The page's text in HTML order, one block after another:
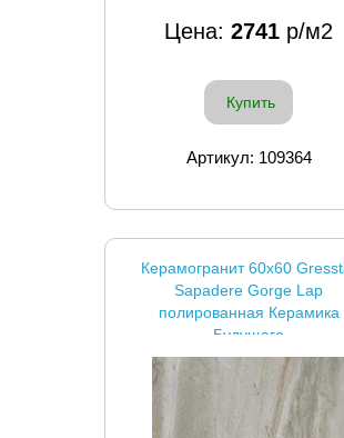
Цена: 2741 р/м2
Купить
Артикул: 109364
Керамогранит 60x60
Sapadere Gorge Lap
полированная Керамика
Будущего